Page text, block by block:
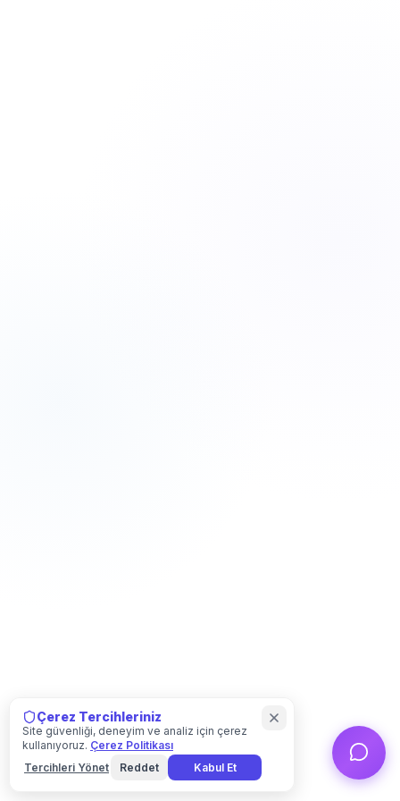
Çerez Tercihleriniz
Site güvenliği, deneyim ve analiz için çerez
kullanıyoruz. Çerez Politikası
Tercihleri Yönet
Reddet Kabul Et